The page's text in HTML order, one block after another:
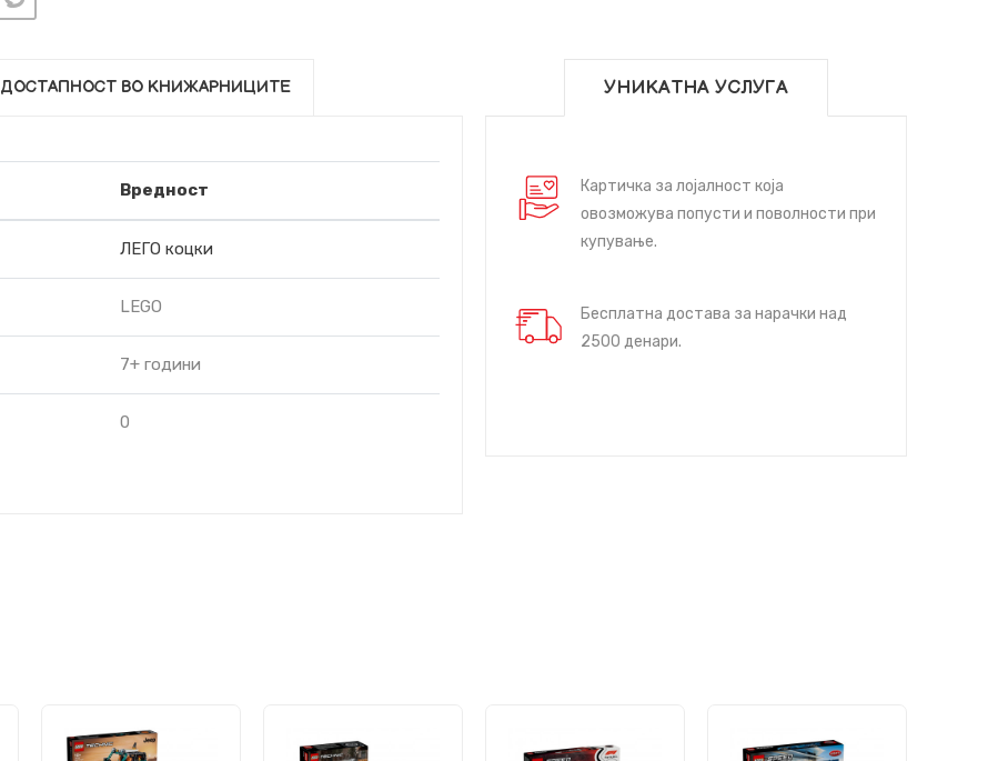
ДОСТАПНОСТ ВО КНИЖАРНИЦИТЕ
Вредност
ЛЕГО коцки
LEGO
7+ години
0
УНИКАТНА УСЛУГА
Картичка за лојалност која
овозможува попусти и поволности при
купување.
Бесплатна достава за нарачки над
2500 денари.